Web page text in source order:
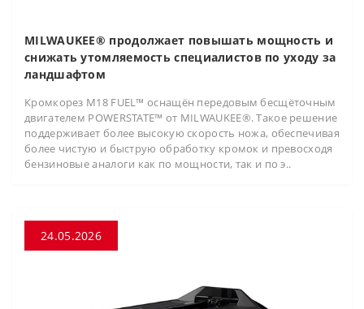
MILWAUKEE® продолжает повышать мощность и
снижать утомляемость специалистов по уходу за
ландшафтом
Кромкорез M18 FUEL™ оснащён передовым бесщёточным
двигателем POWERSTATE™ от MILWAUKEE®. Такое решение
поддерживает более высокую скорость ножа, обеспечивая
более чистую и быструю обработку кромок и превосходя
бензиновые аналоги как по мощности, так и по э..
24.05.2026